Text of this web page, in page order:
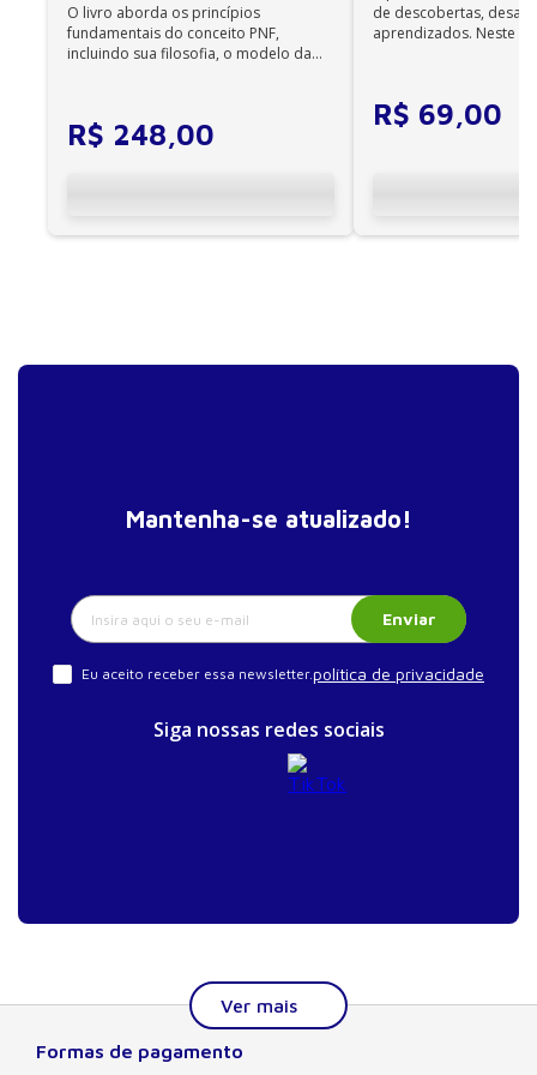
O livro aborda os princípios
fundamentais do conceito PNF,
incluindo sua filosofia, o modelo da
R$ 248,00
de descobertas,
aprendizados. Neste
R$ 69,00
Mantenha-se atualizado!
Enviar
Eu aceito receber essa newsletter.política de privacidade
Siga nossas redes sociais
Formas de pagamento